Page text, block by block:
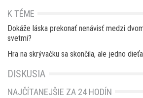
K TÉME
Dokáže láska prekonať nenávisť medzi
svetmi?
Hra na skrývačku sa skončila, ale jedno
DISKUSIA
NAJČÍTANEJŠIE ZA 24 HODÍN